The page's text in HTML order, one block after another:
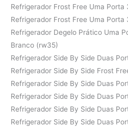
Refrigerador Frost Free Uma Porta
Refrigerador Frost Free Uma
Refrigerador Degelo Prático Uma
Branco (rw35)
Refrigerador Side By Side Duas
Refrigerador Side By Side Frost
Refrigerador Side By Side Duas
Refrigerador Side By Side Duas
Refrigerador Side By Side Duas
Refrigerador Side By Side Duas